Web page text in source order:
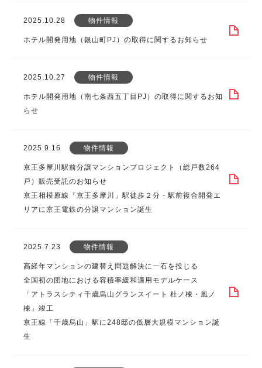
2025.10.28 物件情報
ホテル開発用地（銀山町PJ）の取得に関するお知らせ
2025.10.27 物件情報
ホテル開発用地（南七条西五丁目PJ）の取得に関するお知
らせ
2025.9.16 物件情報
京王多摩川駅前分譲マンションプロジェクト（総戸数264
戸）販売受託のお知らせ
京王相模原線「京王多摩川」駅徒歩２分・駅前複合開発エ
リアに京王電鉄の分譲マンション誕生
2025.7.23 物件情報
高経年マンションの建替え問題解決に一石を投じる
全国初の団地における容積率緩和適用モデルケース
「アトラスシティ千歳烏山グランスイート 杜ノ棟・風ノ
棟」竣工
京王線「千歳烏山」駅に248邸の低層大規模マンション誕
生